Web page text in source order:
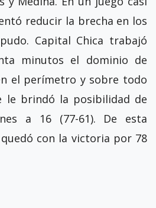
reducir la brecha en los
Capital Chica trabajó
minutos el dominio de
el perímetro y sobre todo
brindó la posibilidad de
a 16 (77-61). De esta
con la victoria por 78